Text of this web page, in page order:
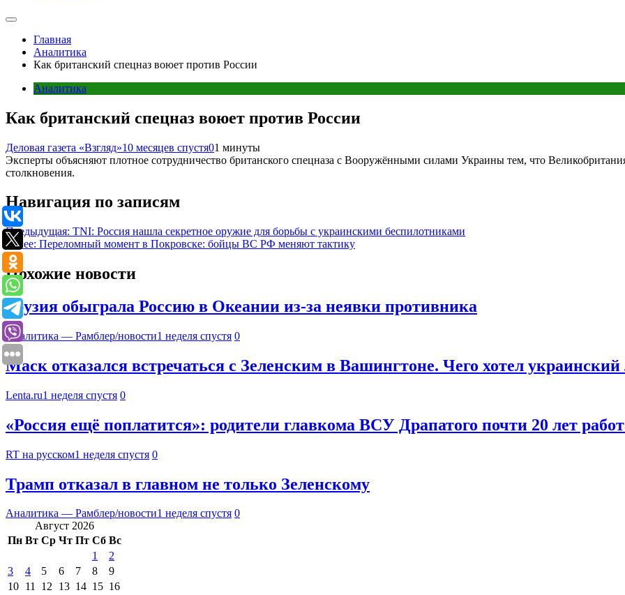
Главная
Аналитика
Как британский спецназ воюет против России
Аналитика
Как британский спецназ воюет против России
Деловая газета «Взгляд»10 месяцев спустя01 минуты
Эксперты объясняют плотное сотрудничество британского спецназа с Вооружёнными силами Украины тем, что
столкновения.
Навигация по записям
Предыдущая: TNI: Россия нашла секретное оружие для борьбы с украинскими беспилотниками
Далее: Переломный момент в Покровске: бойцы ВС РФ меняют тактику
Похожие новости
Грузия обыграла Россию в Океании из-за неявки противника
Аналитика — Рамблер/новости1 неделя спустя 0
Маск отказался встречаться с Зеленским в Вашингтоне. Чего хотел украинский
Lenta.ru1 неделя спустя 0
«Россия ещё поплатится»: родители главкома ВСУ Драпатого почти 20 лет
RT на русском1 неделя спустя 0
Трамп отказал в главном не только Зеленскому
Аналитика — Рамблер/новости1 неделя спустя 0
Август 2026
Пн Вт Ср Чт Пт Сб Вс
1
2
3
4 5 6 7 8
9
10 11 12 13 14 15 16